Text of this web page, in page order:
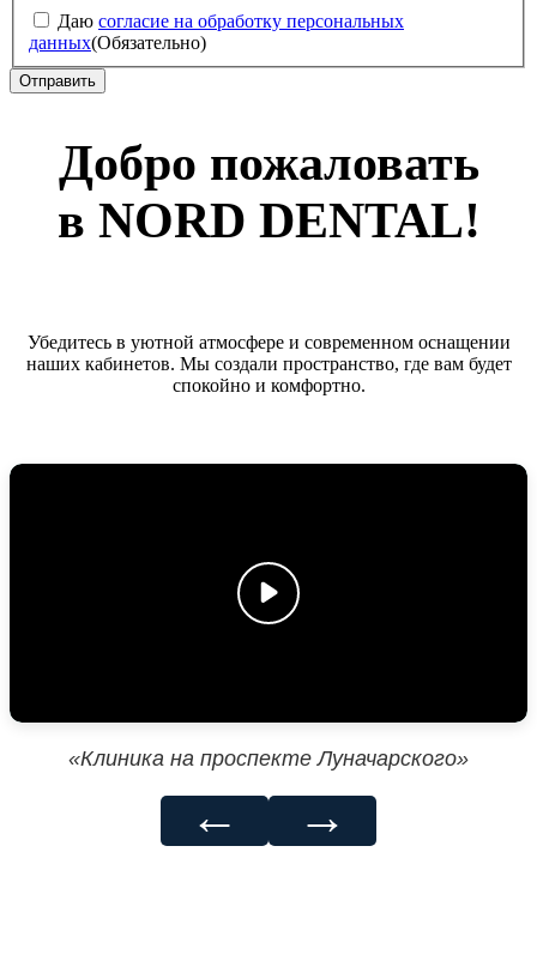
Даю согласие на обработку персональных
данных(Обязательно)
Добро пожаловать
в NORD DENTAL!
Убедитесь в уютной атмосфере и современном оснащении
наших кабинетов. Мы создали пространство, где вам будет
спокойно и комфортно.
«Клиника на проспекте Луначарского»
← →